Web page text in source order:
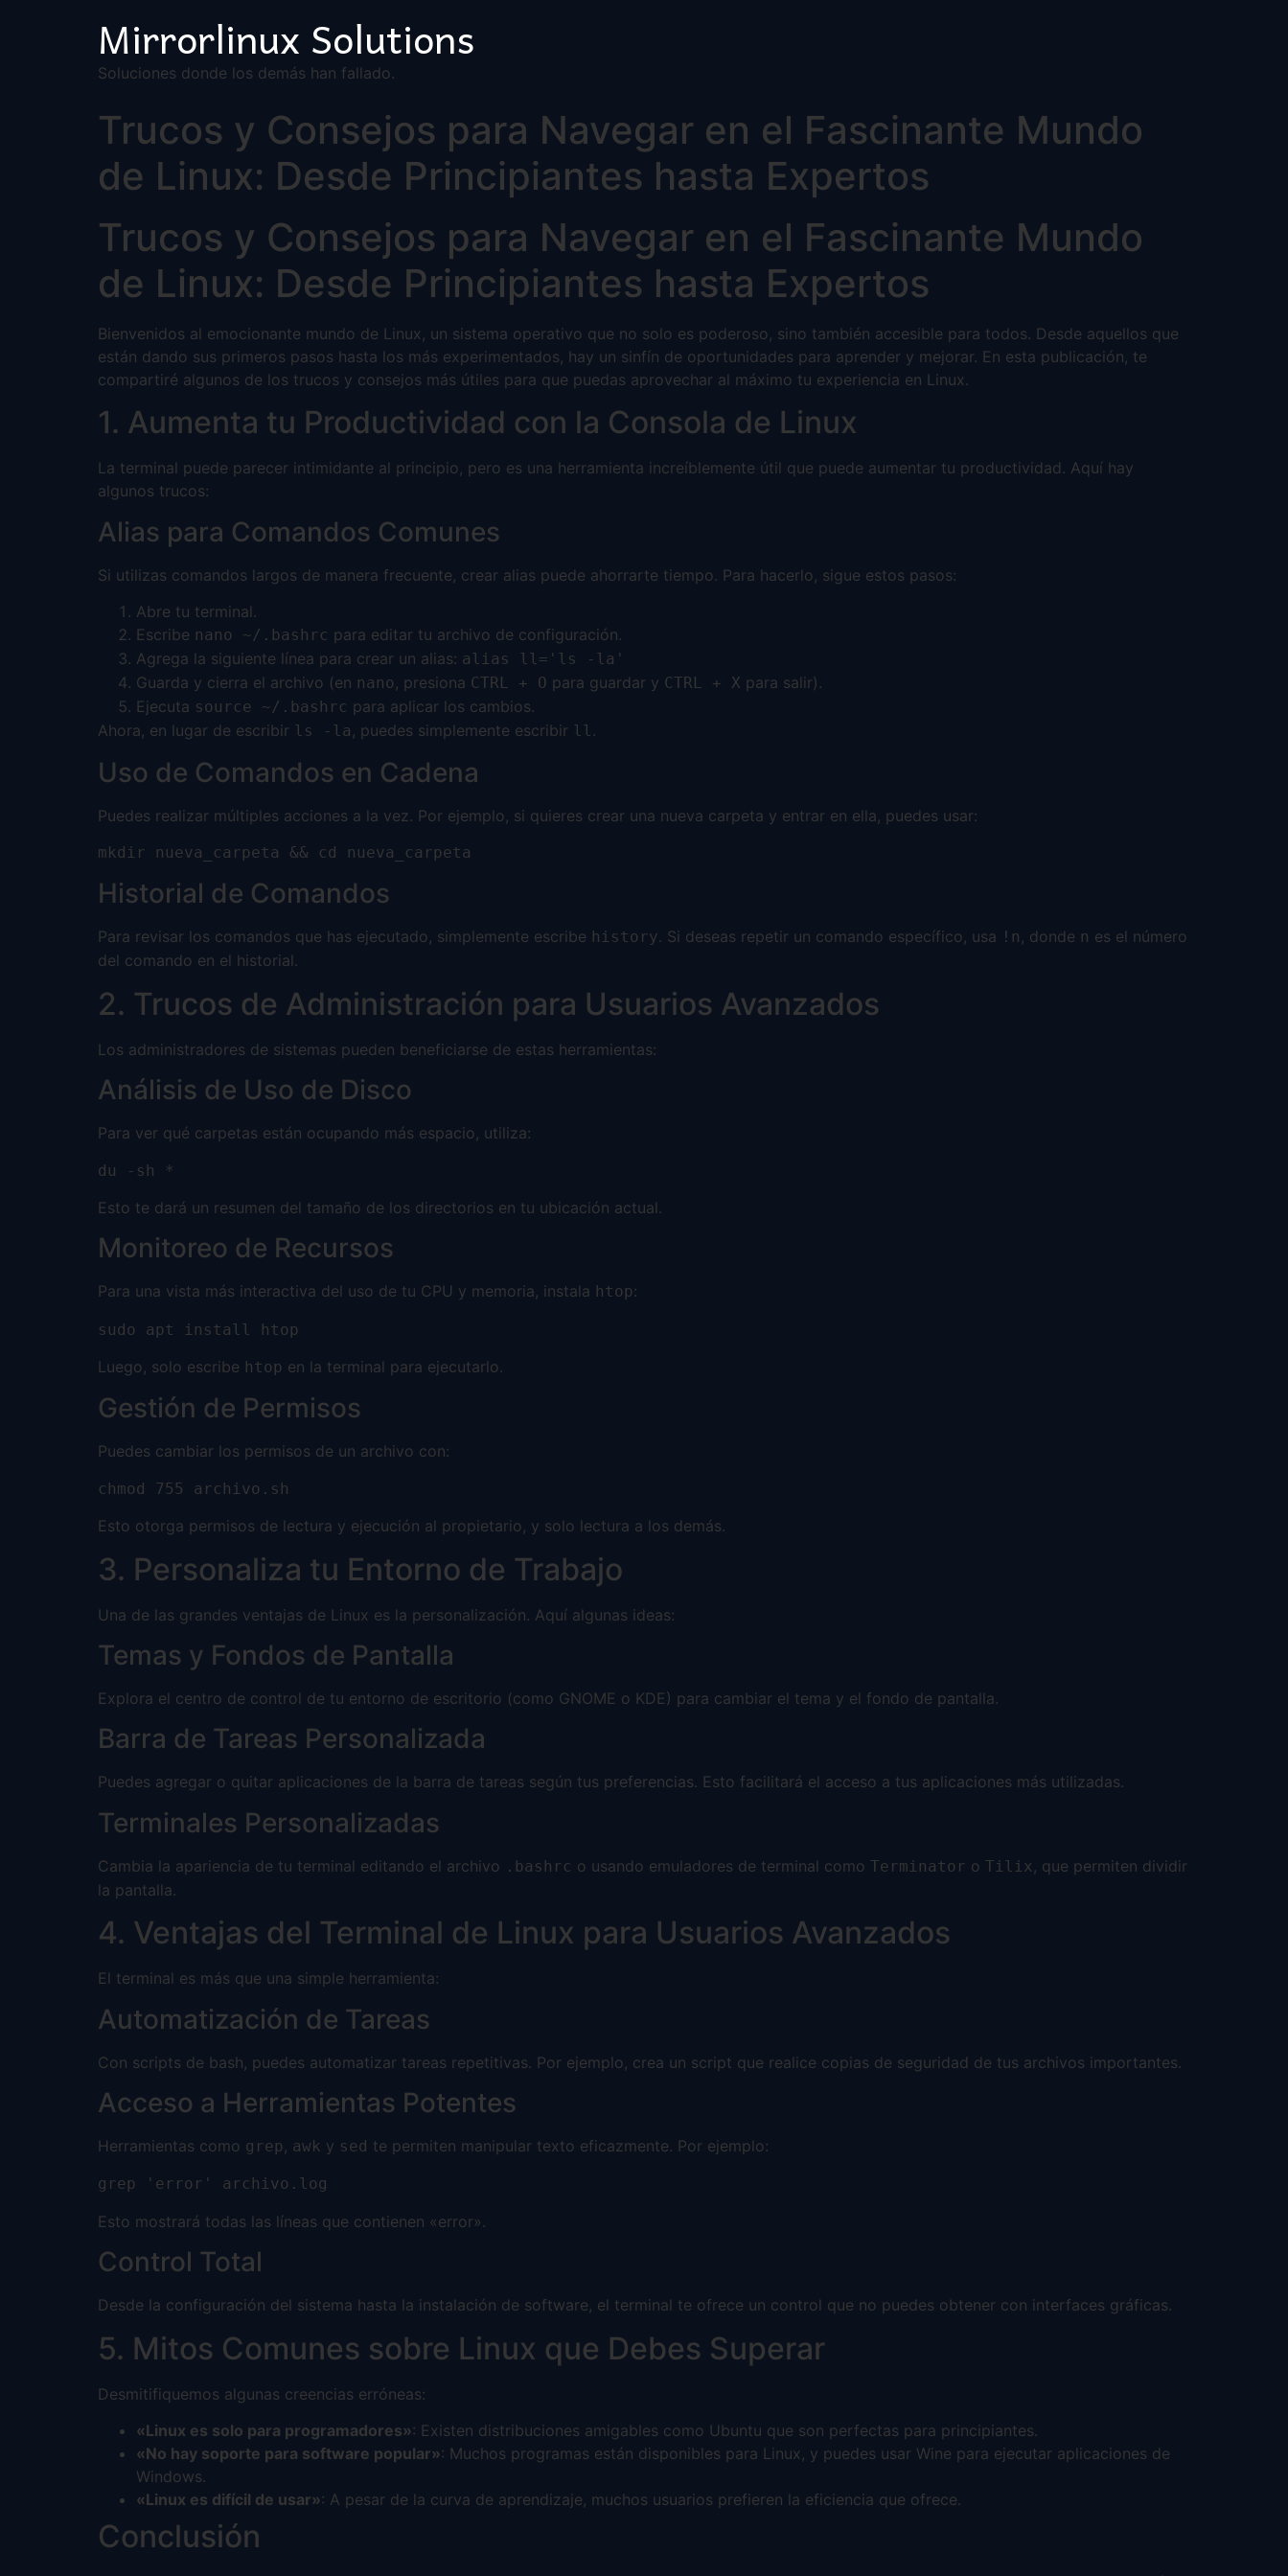
Mirrorlinux Solutions
Soluciones donde los demás han fallado.
Trucos y Consejos para Navegar en el Fascinante Mundo
de Linux: Desde Principiantes hasta Expertos
Trucos y Consejos para Navegar en el Fascinante Mundo
de Linux: Desde Principiantes hasta Expertos
Bienvenidos al emocionante mundo de Linux, un sistema operativo que no solo es poderoso, sino también accesible para todos. Desde aquellos que
están dando sus primeros pasos hasta los más experimentados, hay un sinfín de oportunidades para aprender y mejorar. En esta publicación, te
compartiré algunos de los trucos y consejos más útiles para que puedas aprovechar al máximo tu experiencia en Linux.
1. Aumenta tu Productividad con la Consola de Linux
La terminal puede parecer intimidante al principio, pero es una herramienta increíblemente útil que puede aumentar tu productividad. Aquí hay
algunos trucos:
Alias para Comandos Comunes
Si utilizas comandos largos de manera frecuente, crear alias puede ahorrarte tiempo. Para hacerlo, sigue estos pasos:
Abre tu terminal.
Escribe nano ~/.bashrc para editar tu archivo de configuración.
Agrega la siguiente línea para crear un alias: alias ll='ls -la'
Guarda y cierra el archivo (en nano , presiona CTRL + O para guardar y CTRL + X para salir).
Ejecuta source ~/.bashrc para aplicar los cambios.
Ahora, en lugar de escribir ls -la , puedes simplemente escribir ll.
Uso de Comandos en Cadena
Puedes realizar múltiples acciones a la vez. Por ejemplo, si quieres crear una nueva carpeta y entrar en ella, puedes usar:
mkdir nueva_carpeta && cd nueva_carpeta
Historial de Comandos
Para revisar los comandos que has ejecutado, simplemente escribe history. Si deseas repetir un comando específico, usa !n , donde n es el número
del comando en el historial.
2. Trucos de Administración para Usuarios Avanzados
Los administradores de sistemas pueden beneficiarse de estas herramientas:
Análisis de Uso de Disco
Para ver qué carpetas están ocupando más espacio, utiliza:
du -sh *
Esto te dará un resumen del tamaño de los directorios en tu ubicación actual.
Monitoreo de Recursos
Para una vista más interactiva del uso de tu CPU y memoria, instala htop:
sudo apt install htop
Luego, solo escribe htop en la terminal para ejecutarlo.
Gestión de Permisos
Puedes cambiar los permisos de un archivo con:
chmod 755 archivo.sh
Esto otorga permisos de lectura y ejecución al propietario, y solo lectura a los demás.
3. Personaliza tu Entorno de Trabajo
Una de las grandes ventajas de Linux es la personalización. Aquí algunas ideas:
Temas y Fondos de Pantalla
Explora el centro de control de tu entorno de escritorio (como GNOME o KDE) para cambiar el tema y el fondo de pantalla.
Barra de Tareas Personalizada
Puedes agregar o quitar aplicaciones de la barra de tareas según tus preferencias. Esto facilitará el acceso a tus aplicaciones más utilizadas.
Terminales Personalizadas
Cambia la apariencia de tu terminal editando el archivo .bashrc o usando emuladores de terminal como Terminator o Tilix , que permiten dividir
la pantalla.
4. Ventajas del Terminal de Linux para Usuarios Avanzados
El terminal es más que una simple herramienta:
Automatización de Tareas
Con scripts de bash, puedes automatizar tareas repetitivas. Por ejemplo, crea un script que realice copias de seguridad de tus archivos importantes.
Acceso a Herramientas Potentes
Herramientas como grep awk y sed te permiten manipular texto eficazmente. Por ejemplo:
grep 'error' archivo.log
Esto mostrará todas las líneas que contienen «error».
Control Total
Desde la configuración del sistema hasta la instalación de software, el terminal te ofrece un control que no puedes obtener con interfaces gráficas.
5. Mitos Comunes sobre Linux que Debes Superar
Desmitifiquemos algunas creencias erróneas:
«Linux es solo para programadores»: Existen distribuciones amigables como Ubuntu que son perfectas para principiantes.
«No hay soporte para software popular»: Muchos programas están disponibles para Linux, y puedes usar Wine para ejecutar aplicaciones de
Windows.
«Linux es difícil de usar»: A pesar de la curva de aprendizaje, muchos usuarios prefieren la eficiencia que ofrece.
Conclusión